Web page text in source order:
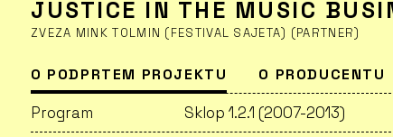
JUSTICE IN THE MUSIC
ZVEZA MINK TOLMIN (FESTIVAL SAJETA) (PARTNER)
O PODPRTEM PROJEKTU O PRODUCENTU
Program
Sklop 1.2.1 (2007-2013)